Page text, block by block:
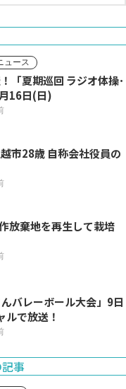
ュース
「夏期巡回 ラジオ体操･
16日(日)
市28歳 自称会社役員の
放棄地を再生して栽培
バレーボール大会」9日
で放送！
事